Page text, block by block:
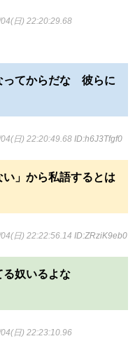
04(日) 22:20:29.68
ってからだな 彼らに
04(日) 22:20:49.68 ID:h6J3Tfgf0
」から私語するとは
04(日) 22:22:56.14 ID:ZRziK9eb0
る奴いるよな
04(日) 22:23:10.96